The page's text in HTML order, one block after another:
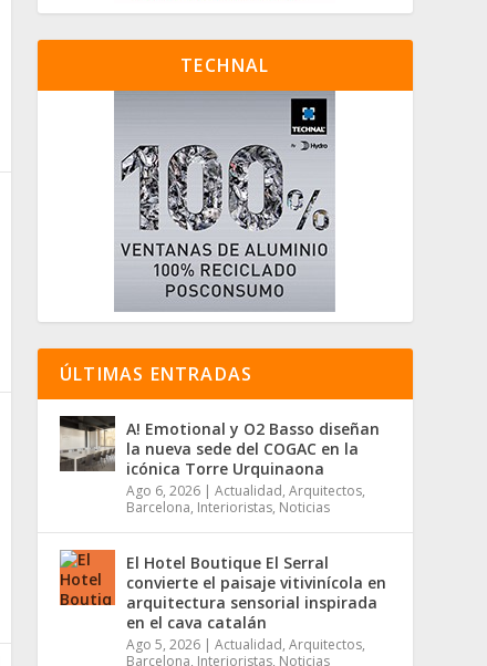
TECHNAL
ÚLTIMAS ENTRADAS
A! Emotional y O2 Basso diseñan
la nueva sede del COGAC en la
icónica Torre Urquinaona
Ago 6, 2026 | Actualidad, Arquitectos,
Barcelona, Interioristas, Noticias
El Hotel Boutique El Serral
convierte el paisaje vitivinícola en
arquitectura sensorial inspirada
en el cava catalán
Ago 5, 2026 | Actualidad, Arquitectos,
Barcelona, Interioristas, Noticias